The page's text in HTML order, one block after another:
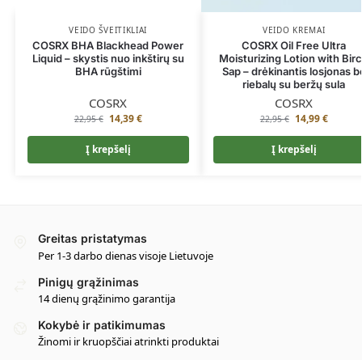
VEIDO ŠVEITIKLIAI
COSRX BHA Blackhead Power
Liquid – skystis nuo inkštirų su
BHA rūgštimi
COSRX
22,95€ 14,39€
Į krepšelį
VEIDO KREMAI
COSRX Oil Free Ultra
Moisturizing Lotion with
Sap – drėkinantis losjonas
riebalų su beržų sula
COSRX
22,95€ 14,99€
Į krepšelį
Greitas pristatymas
Per 1-3 darbo dienas visoje Lietuvoje
Pinigų grąžinimas
14 dienų grąžinimo garantija
Kokybė ir patikimumas
Žinomi ir kruopščiai atrinkti produktai